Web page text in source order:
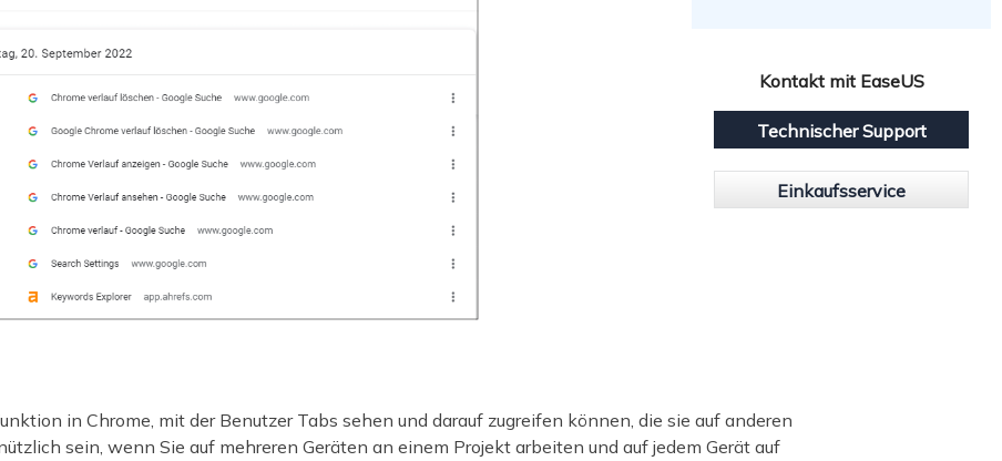
in Chrome, mit der Benutzer Tabs sehen und darauf zugreifen können, die sie auf anderen
sein, wenn Sie auf mehreren Geräten an einem Projekt arbeiten und auf jedem Gerät auf
Kontakt mit EaseUS
Technischer Support
Einkaufsservice